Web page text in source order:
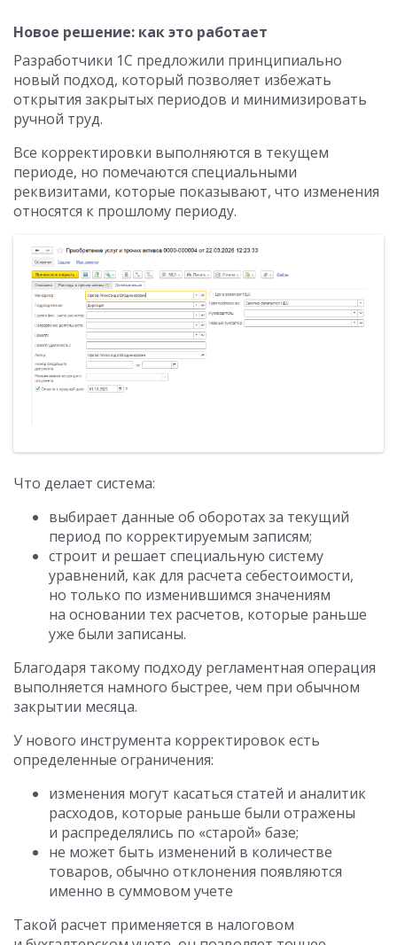
Новое решение: как это работает
Разработчики 1С предложили принципиально
новый подход, который позволяет избежать
открытия закрытых периодов и минимизировать
ручной труд.
Все корректировки выполняются в текущем
периоде, но помечаются специальными
реквизитами, которые показывают, что изменения
относятся к прошлому периоду.
Что делает система:
выбирает данные об оборотах за текущий
период по корректируемым записям;
строит и решает специальную систему
уравнений, как для расчета себестоимости,
но только по изменившимся значениям
на основании тех расчетов, которые раньше
уже были записаны.
Благодаря такому подходу регламентная операция
выполняется намного быстрее, чем при обычном
закрытии месяца.
У нового инструмента корректировок есть
определенные ограничения:
изменения могут касаться статей и аналитик
расходов, которые раньше были отражены
и распределялись по «старой» базе;
не может быть изменений в количестве
товаров, обычно отклонения появляются
именно в суммовом учете
Такой расчет применяется в налоговом